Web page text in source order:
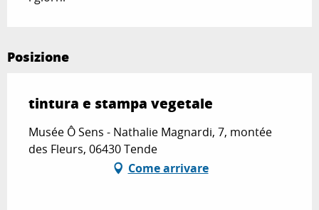
Posizione
tintura e stampa vegetale
Musée Ô Sens - Nathalie Magnardi, 7, montée
des Fleurs, 06430 Tende
Come arrivare